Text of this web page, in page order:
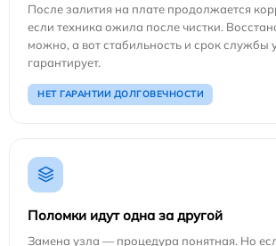
После залития на плате продолжается
если техника ожила после чистки.
можно, а вот стабильность и срок службы
гарантирует.
НЕТ ГАРАНТИИ ДОЛГОВЕЧНОСТИ
Поломки идут одна за другой
Замена узла — процедура понятная. Но